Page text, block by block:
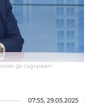
да съдържат
07:55, 29.05.2025